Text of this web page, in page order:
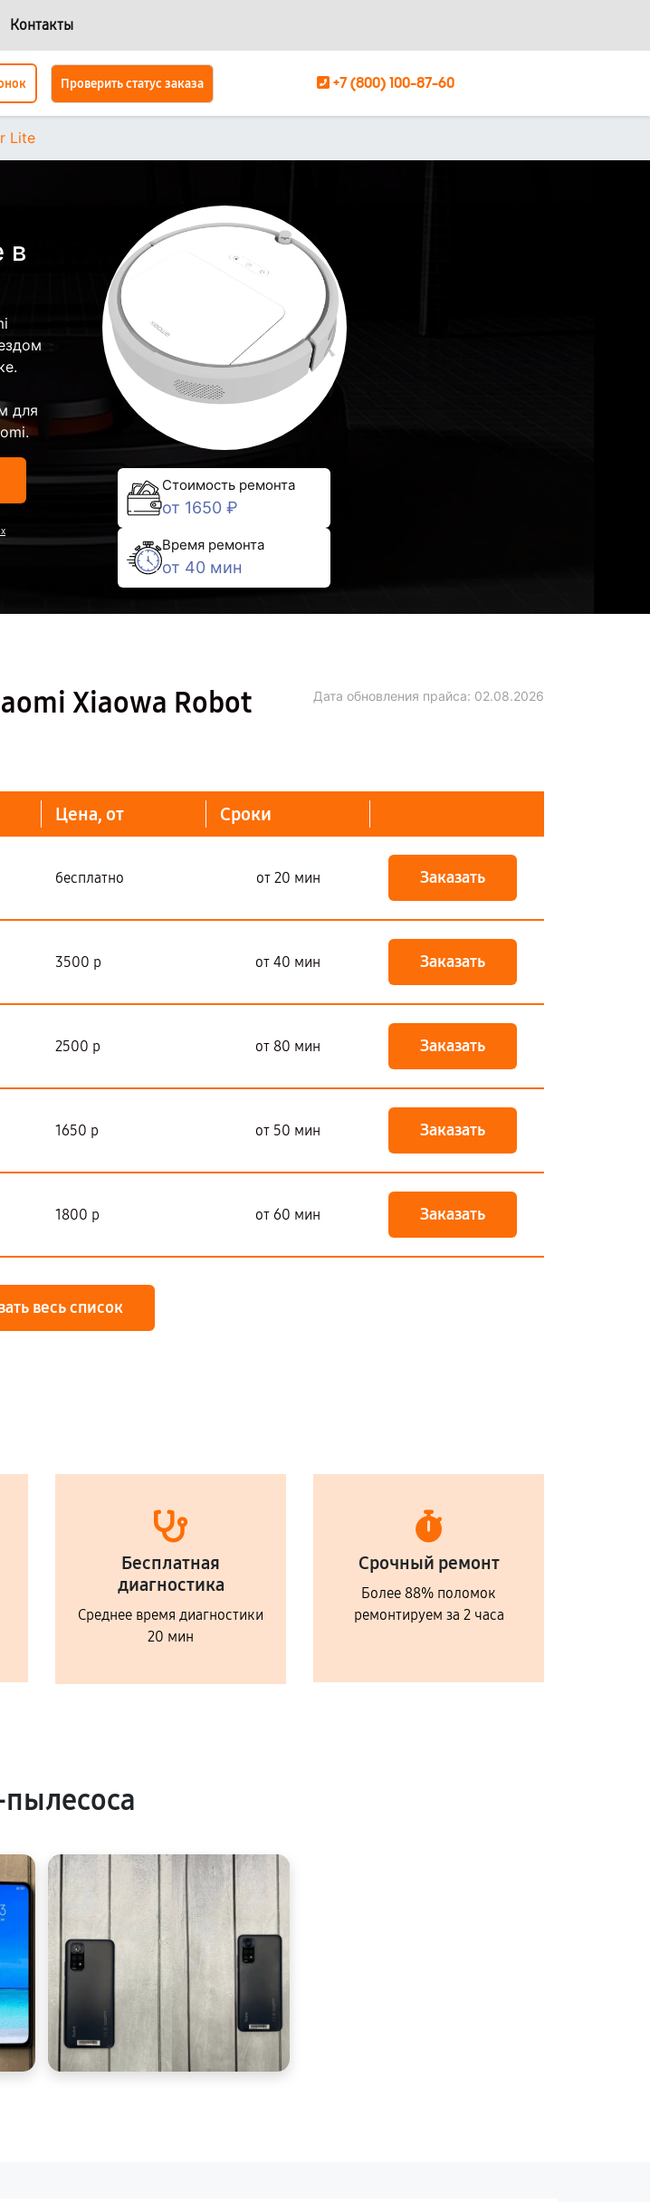
Контакты
Проверить статус заказа +7 (800) 100-87-60
Lite
в
для
Стоимость ремонта
от 1650 ₽
Время ремонта
от 40 мин
Xiaowa Robot
Дата обновления прайса: 02.08.2026
Цена, от Сроки
бесплатно от 20 мин Заказать
3500 р от 40 мин Заказать
2500 р от 80 мин Заказать
1650 р от 50 мин Заказать
1800 р от 60 мин Заказать
весь список
Бесплатная
диагностика
Среднее время диагностики
20 мин
Срочный ремонт
Более 88% поломок
ремонтируем за 2 часа